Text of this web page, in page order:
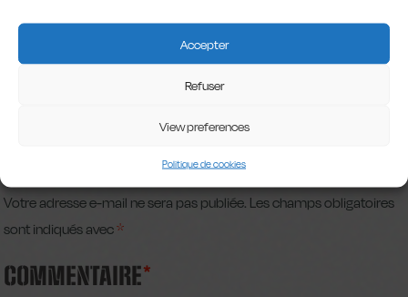
Accepter
Refuser
View preferences
Politique de cookies
LAISSER UN
COMMENTAIRE
Votre adresse e-mail ne sera pas publiée. Les champs obligatoires
sont indiqués avec*
COMMENTAIRE*